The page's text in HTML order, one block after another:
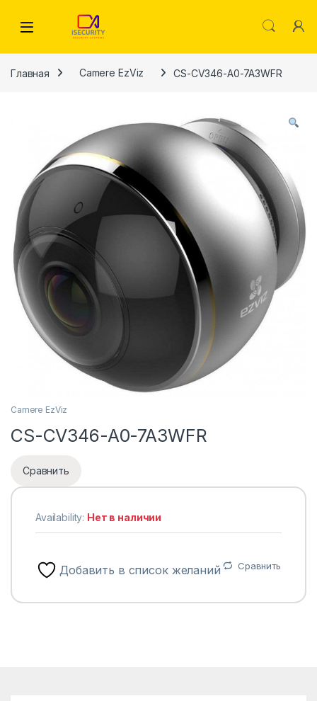
Главная Camere EzViz CS-CV346-A0-7A3WFR
Camere EzViz
CS-CV346-A0-7A3WFR
Сравнить
Availability: Нет в наличии
Добавить в список желаний Сравнить